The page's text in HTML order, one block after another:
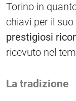
Torino in
chiavi per il
prestigiosi
ricevuto nel
La tradizione